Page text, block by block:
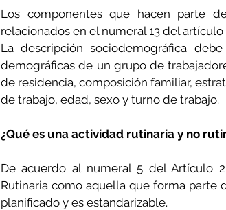
Los componentes que hacen parte
relacionados en el numeral 13 del artículo
La descripción sociodemográfica
demográficas de un grupo de
de residencia, composición familiar,
de trabajo, edad, sexo y turno de trabajo.
¿Qué es una actividad rutinaria y no
De acuerdo al numeral 5 del Artículo
Rutinaria como aquella que forma parte
planificado y es estandarizable.